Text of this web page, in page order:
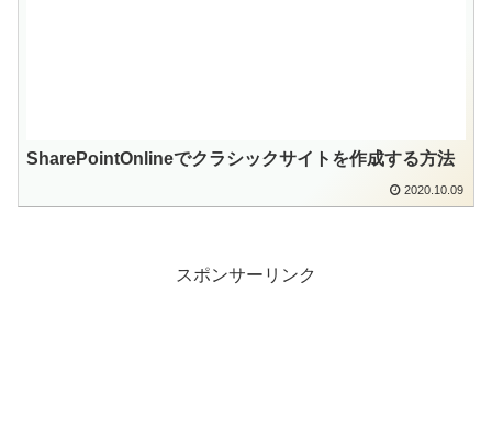
SharePointOnlineでクラシックサイトを作成する方法
2020.10.09
スポンサーリンク